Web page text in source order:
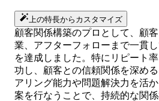
上の特長からカスタマイズ
顧客関係構築のプロとして、顧
業、アフターフォローまで一貫
を達成しました。特にリピート
功し、顧客との信頼関係を深め
アリング能力や問題解決力を活
案を行なうことで、持続的な関